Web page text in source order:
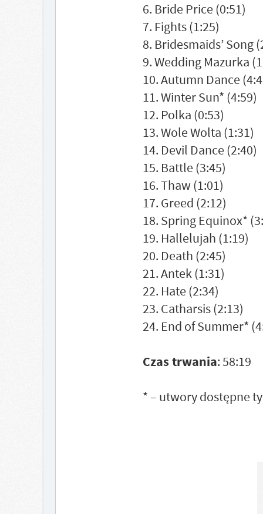
6. Bride Price (0:51)
7. Fights (1:25)
8. Bridesmaids’ Song
9. Wedding Mazurka
10. Autumn Dance
11. Winter Sun* (4:59)
12. Polka (0:53)
13. Wole Wolta (1:31)
14. Devil Dance (2:40)
15. Battle (3:45)
16. Thaw (1:01)
17. Greed (2:12)
18. Spring Equinox*
19. Hallelujah (1:19)
20. Death (2:45)
21. Antek (1:31)
22. Hate (2:34)
23. Catharsis (2:13)
24. End of Summer*
Czas trwania: 58:19
* – utwory dostępne